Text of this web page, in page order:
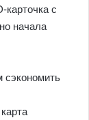
карточка с
начала